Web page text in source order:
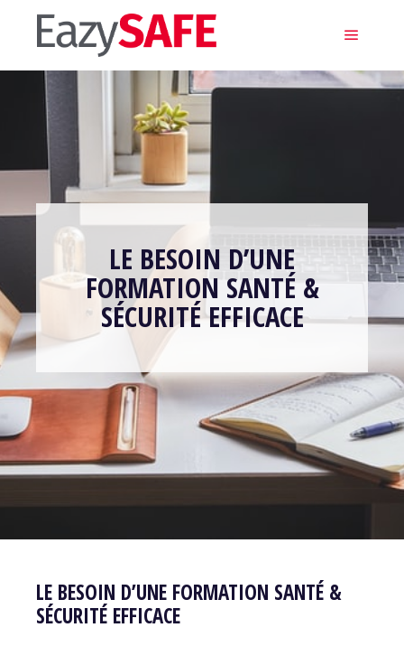
LE BESOIN D’UNE
FORMATION SANTÉ &
SÉCURITÉ EFFICACE
LE BESOIN D’UNE FORMATION SANTÉ &
SÉCURITÉ EFFICACE